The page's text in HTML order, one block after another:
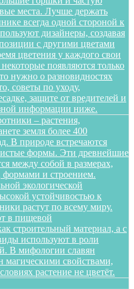
места. Лучше держать
всегда одной стороной к
дизайнеры, создавая
с другими цветами
цветения у каждого свои
появляются только
нужно о разновидностях
советы по уходу,
защите от вредителей и
информации ниже.
– растения,
земля более 400
В природе встречаются
формы. Эти древнейшие
между собой в размерах,
и строением.
экологической
устойчивостью к
растут по всему миру.
в пищевой
строительный материал, а с
используют в роли
В мифологии славян
магическими свойствами,
растение не цветёт.